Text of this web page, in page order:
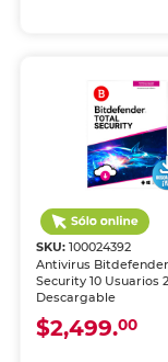
SKU:100024392
Antivirus
Security 10 Usuarios
Descargable
$2,499.00